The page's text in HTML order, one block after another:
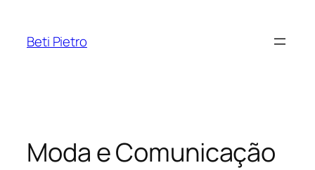
Beti Pietro
Moda e Comunicação